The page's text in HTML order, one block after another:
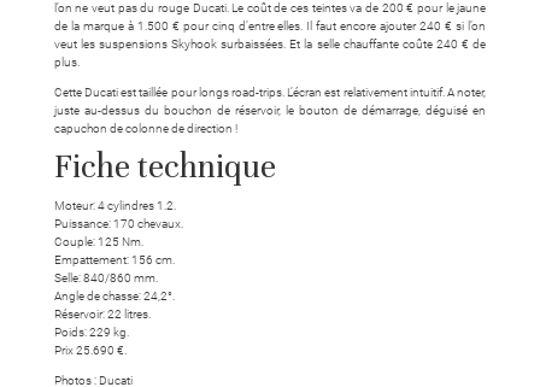
l’on ne veut pas du rouge Ducati. Le coût de ces teintes va de 200 € pour le jaune
de la marque à 1.500 € pour cinq d’entre elles. Il faut encore ajouter 240 € si l’on
veut les suspensions Skyhook surbaissées. Et la selle chauffante coûte 240 € de
plus.
Cette Ducati est taillée pour longs road-trips. L’écran est relativement intuitif. A noter,
juste au-dessus du bouchon de réservoir, le bouton de démarrage, déguisé en
capuchon de colonne de direction !
Fiche technique
Moteur: 4 cylindres 1.2.
Puissance: 170 chevaux.
Couple: 125 Nm.
Empattement: 156 cm.
Selle: 840/860 mm.
Angle de chasse: 24,2°.
Réservoir: 22 litres.
Poids: 229 kg.
Prix 25.690 €.
Photos : Ducati